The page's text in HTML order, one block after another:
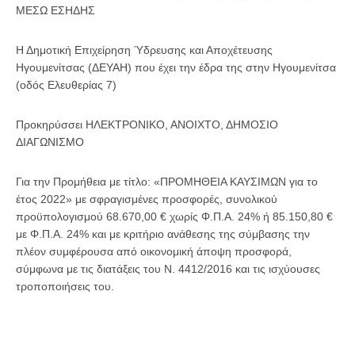
ΜΕΣΩ ΕΣΗΔΗΣ
Η Δημοτική Επιχείρηση Ύδρευσης και Αποχέτευσης
Ηγουμενίτσας (ΔΕΥΑΗ) που έχει την έδρα της στην Ηγουμενίτσα
(οδός Ελευθερίας 7)
Προκηρύσσει ΗΛΕΚΤΡΟΝΙΚΟ, ΑΝΟΙΧΤΟ, ΔΗΜΟΣΙΟ
ΔΙΑΓΩΝΙΣΜΟ
Για την Προμήθεια με τίτλο: «ΠΡΟΜΗΘΕΙΑ ΚΑΥΣΙΜΩΝ για το
έτος 2022» με σφραγισμένες προσφορές, συνολικού
προϋπολογισμού 68.670,00 € χωρίς Φ.Π.Α. 24% ή 85.150,80 €
με Φ.Π.Α. 24% και με κριτήριο ανάθεσης της σύμβασης την
πλέον συμφέρουσα από οικονομική άποψη προσφορά,
σύμφωνα με τις διατάξεις του Ν. 4412/2016 και τις ισχύουσες
τροποποιήσεις του.